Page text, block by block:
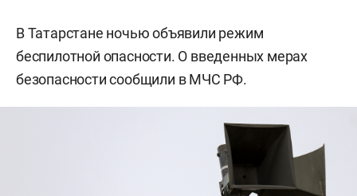
В Татарстане ночью объявили режим
беспилотной опасности. О введенных мерах
безопасности сообщили в МЧС РФ.